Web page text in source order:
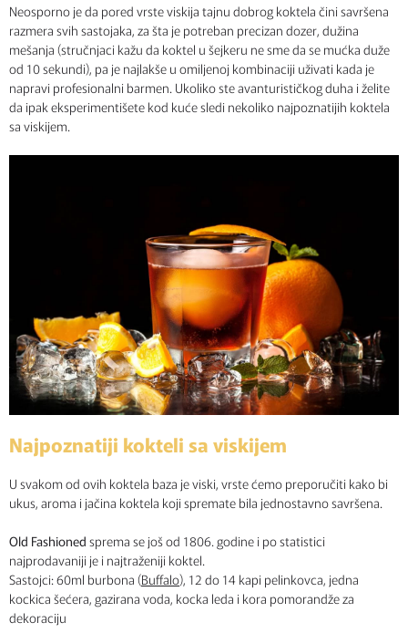
Neosporno je da pored vrste viskija tajnu dobrog koktela čini savršena
razmera svih sastojaka, za šta je potreban precizan dozer, dužina
mešanja (stručnjaci kažu da koktel u šejkeru ne sme da se mućka duže
od 10 sekundi), pa je najlakše u omiljenoj kombinaciji uživati kada je
napravi profesionalni barmen. Ukoliko ste avanturističkog duha i želite
da ipak eksperimentišete kod kuće sledi nekoliko najpoznatijih koktela
sa viskijem.
Najpoznatiji kokteli sa viskijem
U svakom od ovih koktela baza je viski, vrste ćemo preporučiti kako bi
ukus, aroma i jačina koktela koji spremate bila jednostavno savršena.
Old Fashioned sprema se još od 1806. godine i po statistici
najprodavaniji je i najtraženiji koktel.
Sastojci: 60ml burbona (Buffalo), 12 do 14 kapi pelinkovca, jedna
kockica šećera, gazirana voda, kocka leda i kora pomorandže za
dekoraciju